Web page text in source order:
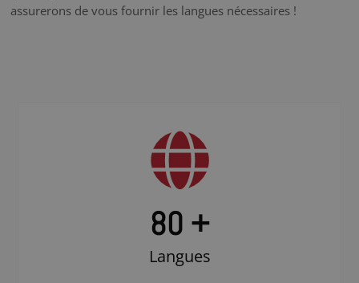
assurerons de vous fournir les langues nécessaires !
80 +
Langues